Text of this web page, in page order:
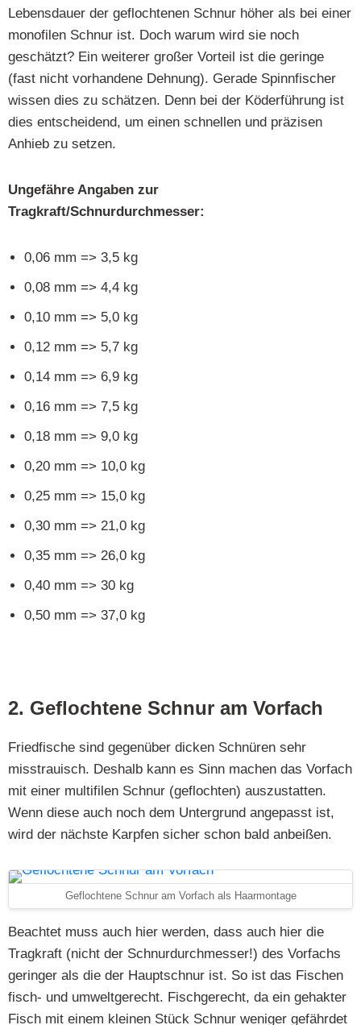
Lebensdauer der geflochtenen Schnur höher als bei einer
monofilen Schnur ist. Doch warum wird sie noch
geschätzt? Ein weiterer großer Vorteil ist die geringe
(fast nicht vorhandene Dehnung). Gerade Spinnfischer
wissen dies zu schätzen. Denn bei der Köderführung ist
dies entscheidend, um einen schnellen und präzisen
Anhieb zu setzen.
Ungefähre Angaben zur
Tragkraft/Schnurdurchmesser:
0,06 mm => 3,5 kg
0,08 mm => 4,4 kg
0,10 mm => 5,0 kg
0,12 mm => 5,7 kg
0,14 mm => 6,9 kg
0,16 mm => 7,5 kg
0,18 mm => 9,0 kg
0,20 mm => 10,0 kg
0,25 mm => 15,0 kg
0,30 mm => 21,0 kg
0,35 mm => 26,0 kg
0,40 mm => 30 kg
0,50 mm => 37,0 kg
2. Geflochtene Schnur am Vorfach
Friedfische sind gegenüber dicken Schnüren sehr
misstrauisch. Deshalb kann es Sinn machen das Vorfach
mit einer multifilen Schnur (geflochten) auszustatten.
Wenn diese auch noch dem Untergrund angepasst ist,
wird der nächste Karpfen sicher schon bald anbeißen.
Geflochtene Schnur am Vorfach als Haarmontage
Beachtet muss auch hier werden, dass auch hier die
Tragkraft (nicht der Schnurdurchmesser!) des Vorfachs
geringer als die der Hauptschnur ist. So ist das Fischen
fisch- und umweltgerecht. Fischgerecht, da ein gehakter
Fisch mit einem kleinen Stück Schnur weniger gefährdet